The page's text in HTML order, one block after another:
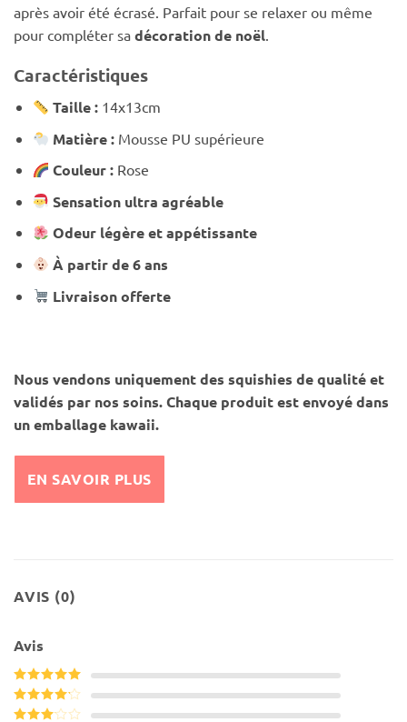
après avoir été écrasé. Parfait pour se relaxer ou même
pour compléter sa décoration de noël
Caractéristiques
Taille : 14x13cm
Matière : Mousse PU supérieure
Couleur : Rose
Sensation ultra agréable
Odeur légère et appétissante
À partir de 6 ans
Livraison offerte
Nous vendons uniquement des squishies de qualité et
validés par nos soins. Chaque produit est envoyé dans
un emballage kawaii.
EN SAVOIR PLUS
AVIS (0)
Avis
Note5sur
5
Note4